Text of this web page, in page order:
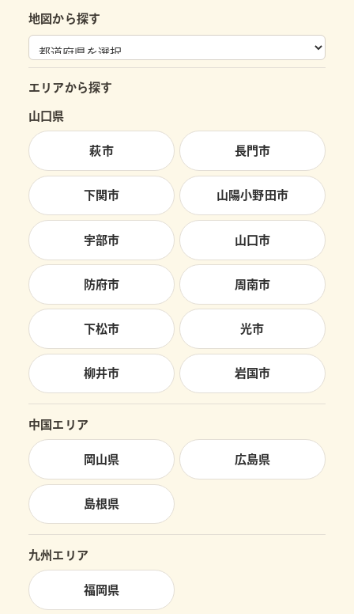
地図から探す
エリアから探す
山口県
萩市 長門市
下関市 山陽小野田市
宇部市 山口市
防府市 周南市
下松市 光市
柳井市 岩国市
中国エリア
岡山県 広島県
島根県
九州エリア
福岡県